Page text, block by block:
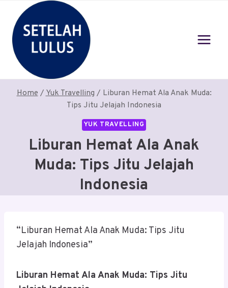
content
Home / Yuk Travelling / Liburan Hemat Ala Anak Muda:
Tips Jitu Jelajah Indonesia
YUK TRAVELLING
Liburan Hemat Ala Anak
Muda: Tips Jitu Jelajah
Indonesia
“Liburan Hemat Ala Anak Muda: Tips Jitu
Jelajah Indonesia”
Liburan Hemat Ala Anak Muda: Tips Jitu